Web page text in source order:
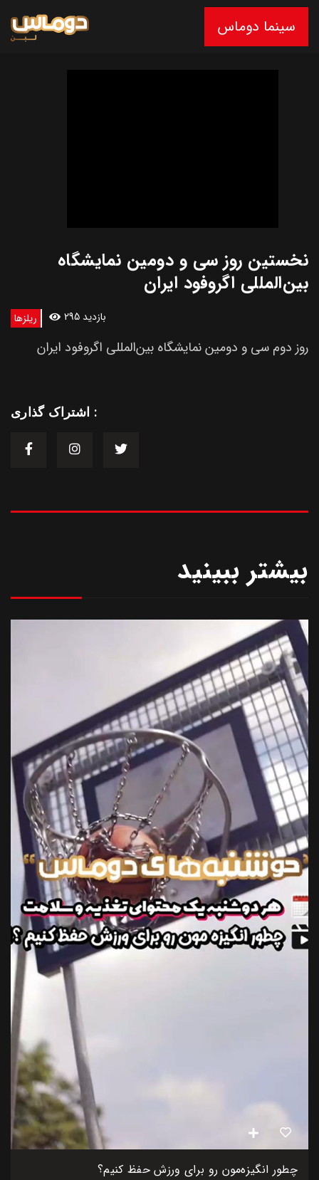
سینما دوماس
نخستین روز سی و دومین نمایشگاه
بین‌المللی اگروفود ایران
ریلزها 295 بازدید
روز دوم سی و دومین نمایشگاه بین‌المللی اگروفود ایران
اشتراک گذاری :
بیشتر ببینید
چطور انگیزه‌مون رو برای ورزش حفظ کنیم؟